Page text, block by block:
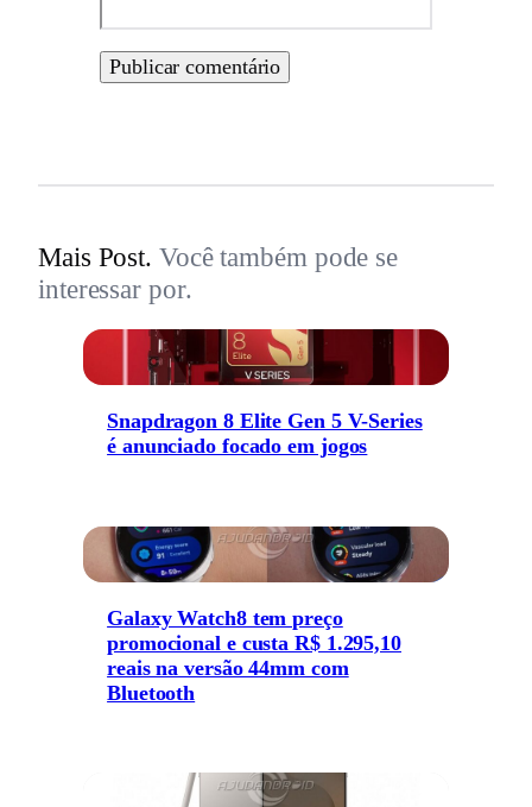
Mais Post. Você também pode se
interessar por.
Snapdragon 8 Elite Gen 5 V-Series
é anunciado focado em jogos
Galaxy Watch8 tem preço
promocional e custa R$ 1.295,10
reais na versão 44mm com
Bluetooth